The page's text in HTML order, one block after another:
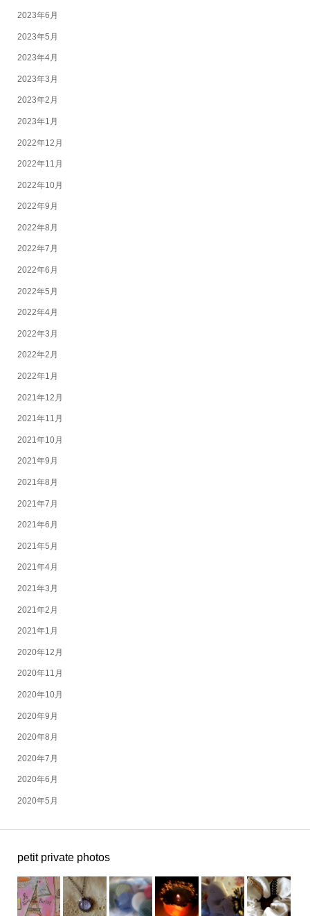
2023年6月
2023年5月
2023年4月
2023年3月
2023年2月
2023年1月
2022年12月
2022年11月
2022年10月
2022年9月
2022年8月
2022年7月
2022年6月
2022年5月
2022年4月
2022年3月
2022年2月
2022年1月
2021年12月
2021年11月
2021年10月
2021年9月
2021年8月
2021年7月
2021年6月
2021年5月
2021年4月
2021年3月
2021年2月
2021年1月
2020年12月
2020年11月
2020年10月
2020年9月
2020年8月
2020年7月
2020年6月
2020年5月
petit private photos